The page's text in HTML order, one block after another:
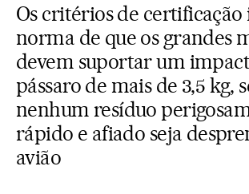
Os critérios de
norma de que os grandes
devem suportar um
pássaro de mais de 3,5 kg,
nenhum resíduo
rápido e afiado seja
avião